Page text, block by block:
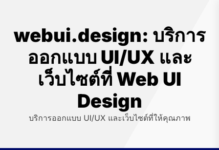
contentwebui.design: บริการ
ออกแบบ UI/UX และ
เว็บไซต์ที่ Web UI
Design
บริการออกแบบ UI/UX และเว็บไซต์ที่ให้คุณภาพ